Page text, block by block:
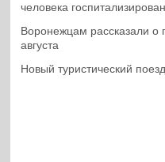
человека
Воронежцам рассказали о
августа
Новый туристический